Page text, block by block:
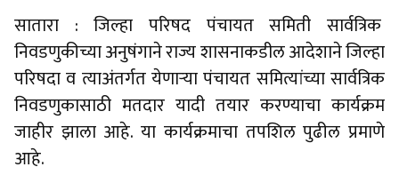
सातारा : जिल्हा परिषद पंचायत समिती सार्वत्रिक
निवडणुकीच्या अनुषंगाने राज्य शासनाकडील आदेशाने जिल्हा
परिषदा व त्याअंतर्गत येणाऱ्या पंचायत समित्यांच्या सार्वत्रिक
निवडणुकासाठी मतदार यादी तयार करण्याचा कार्यक्रम
जाहीर झाला आहे. या कार्यक्रमाचा तपशिल पुढील प्रमाणे
आहे.